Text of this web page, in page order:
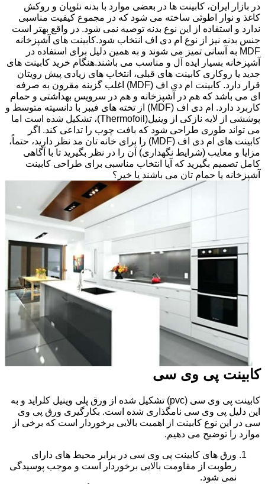
در بازار ایران، کابینت ها در بعضی موارد با بدنه نئوپان و روکش
کاغذ و نوار اطوئی ساخته می شود که در مجموع کیفیت مناسبی
ندارد و استفاده از این نوع بدنه توصیه نمی شود. در واقع بهتر است
جنس بدنه نیز از نوع ام دی اف انتخاب شود.کابینت های آشپزخانه
MDF به آسانی تمیز می شوند و به همین دلیل برای استفاده در
آشپزخانه بسیار ایده آل و مناسب می باشند.هنگام خرید کابینت های
جدید یا روکاری کابینت های قبلی، انتخاب های زیادی پیش رویتان
قرار دارد. کابینت ام دی اف (MDF) اغلب گزینه مقرون به صرفه
ای می باشد که هم در آشپزخانه و هم در سرویس بهداشتی و حمام
کاربرد دارد. ام دی اف (MDF) از تخته های فیبر با دانسیته متوسط و
پوششی از لایه نازکی از وینیل(Thermofoil)، تشکیل شده است اما
می تواند طوری طراحی شود که بافت چوب را تداعی کند. اگر
کابینت های ام دی اف (MDF) را برای خانه تان مد نظر دارید، حتماً،
مزایا و معایب (شرایط نگهداری) آن را در نظر بگیرید تا با آگاهی
کامل تصمیم بگیرید که آیا انتخاب مناسبی برای طراحی کابینت
آشپزخانه یا حمام تان می باشند یا خیر؟
کابینت پی وی سی
کابینت پی وی سی (pvc) تشکیل شده از ورق پلی وینیل کلراید و به
این دلیل پی وی سی نامگذاری شده است. بکارگیری ورق پی وی
سی در این نوع کابینت از اهمیت بالایی برخوردار است که برخی از
موارد را توضیح می دهیم.
ورق های کابینت پی وی سی در برابر محیط های دارای
رطوبت از مقاومت بالایی برخوردار است و موجب پوسیدگی
نمی شود.